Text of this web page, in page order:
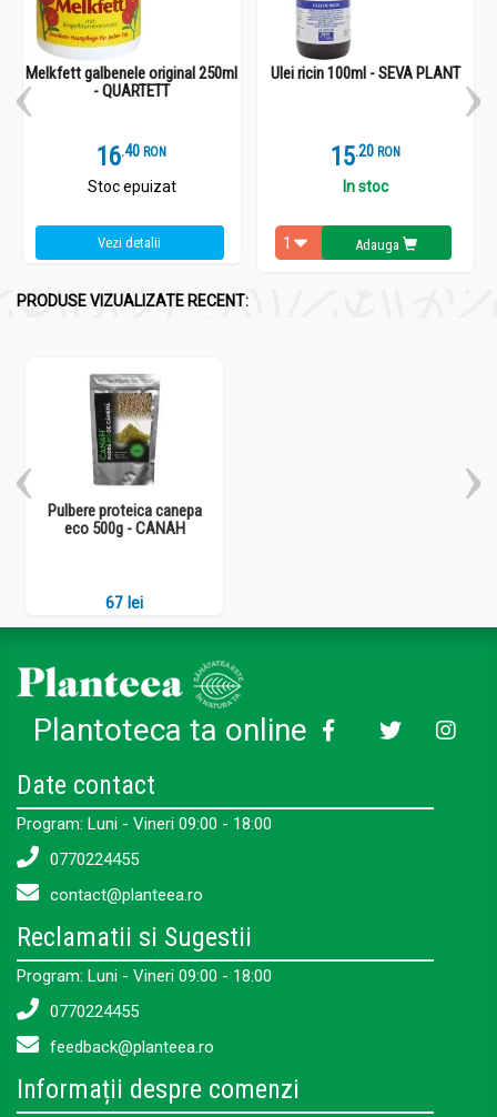
Melkfett galbenele original 250ml
- QUARTETT
16.4 RON
Stoc epuizat
Vezi detalii
Ulei ricin 100ml - SEVA PLANT
15.2 RON
In stoc
Adauga
PRODUSE VIZUALIZATE RECENT:
Pulbere proteica canepa
eco 500g - CANAH
67 lei
Plantoteca ta online
Date contact
Program: Luni - Vineri 09:00 - 18:00
0770224455
contact@planteea.ro
Reclamatii si Sugestii
Program: Luni - Vineri 09:00 - 18:00
0770224455
feedback@planteea.ro
Informații despre comenzi